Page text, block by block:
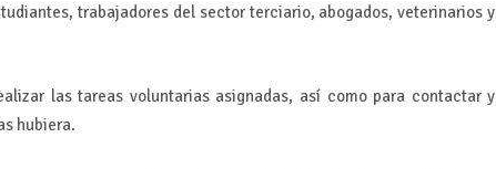
trabajadores del sector terciario, abogados, veterinarios y
las tareas voluntarias asignadas, así como para contactar y
hubiera.